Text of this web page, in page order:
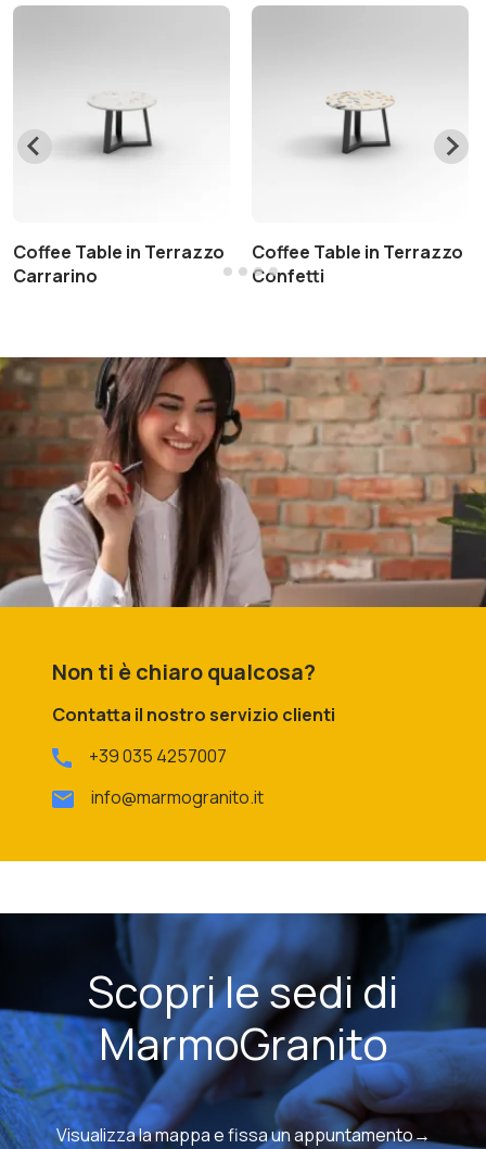
Coffee Table in Terrazzo
Carrarino
Coffee Table in Terrazzo
Confetti
Non ti è chiaro qualcosa?
Contatta il nostro servizio clienti
+39 035 4257007
info@marmogranito.it
Scopri le sedi di
MarmoGranito
Visualizza la mappa e fissa un appuntamento→